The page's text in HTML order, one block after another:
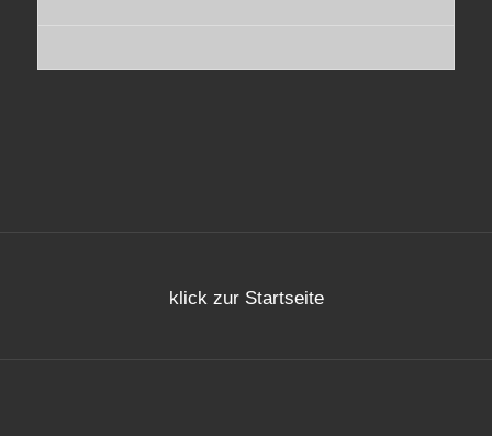
klick zur Startseite